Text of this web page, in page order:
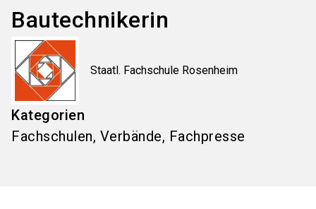
Bautechnikerin
Staatl. Fachschule Rosenheim
Kategorien
Fachschulen, Verbände, Fachpresse